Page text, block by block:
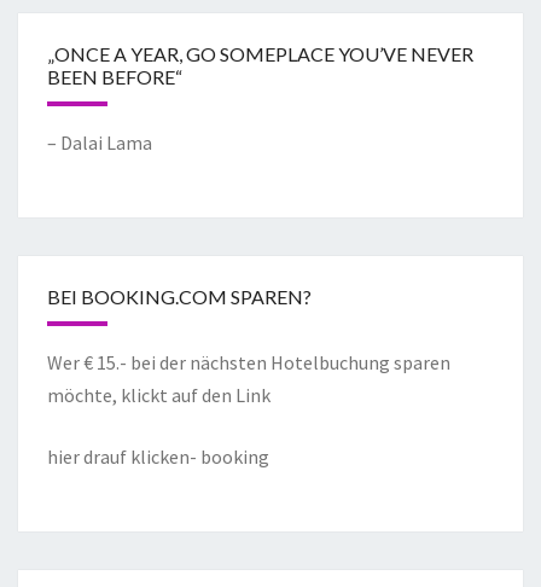
„ONCE A YEAR, GO SOMEPLACE YOU’VE NEVER
BEEN BEFORE“
– Dalai Lama
BEI BOOKING.COM SPAREN?
Wer € 15.- bei der nächsten Hotelbuchung sparen
möchte, klickt auf den Link
hier drauf klicken- booking